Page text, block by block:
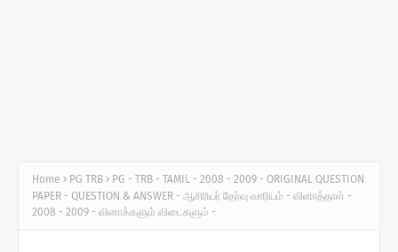
Home PG TRB
PG - TRB - TAMIL - 2008 - 2009 - ORIGINAL QUESTION
PAPER - QUESTION & ANSWER - ஆசிரியர் தேர்வு வாரியம் - வினாத்தாள் -
2008 - 2009 - வினாக்களும் விடைகளும் -